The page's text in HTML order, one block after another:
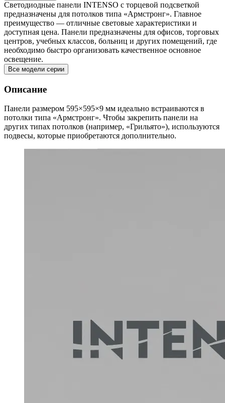
Светодиодные панели INTENSO с торцевой подсветкой
предназначены для потолков типа «Армстронг». Главное
преимущество — отличные световые характеристики и
доступная цена. Панели предназначены для офисов, торговых
центров, учебных классов, больниц и других помещений, где
необходимо быстро организовать качественное основное
освещение.
Все модели серии
Описание
Панели размером 595×595×9 мм идеально встраиваются в
потолки типа «Армстронг». Чтобы закрепить панели на
других типах потолков (например, «Грильято»), используются
подвесы, которые приобретаются дополнительно.